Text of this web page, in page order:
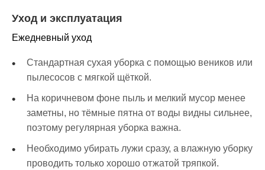
Уход и эксплуатация
Ежедневный уход
Стандартная сухая уборка с помощью веников или
пылесосов с мягкой щёткой.
На коричневом фоне пыль и мелкий мусор менее
заметны, но тёмные пятна от воды видны сильнее,
поэтому регулярная уборка важна.
Необходимо убирать лужи сразу, а влажную уборку
проводить только хорошо отжатой тряпкой.